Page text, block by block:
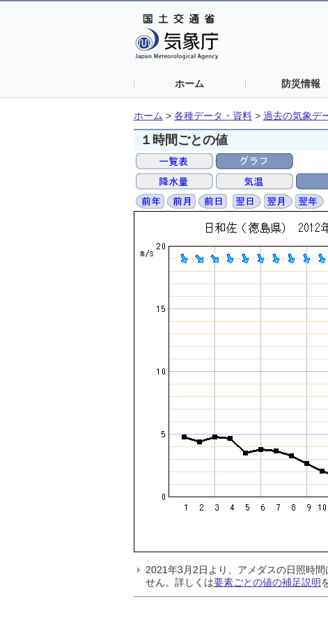
ホーム 防災情報
ホーム > 各種データ・資料 > 過去の気象デ
１時間ごとの値
2021年3月2日より、アメダスの日照時
せん。詳しくは要素ごとの値の補足説明